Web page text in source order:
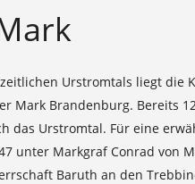
Urstromtals liegt die
Mark Brandenburg. Bereits
das Urstromtal. Für eine
unter Markgraf Conrad von
Baruth an den